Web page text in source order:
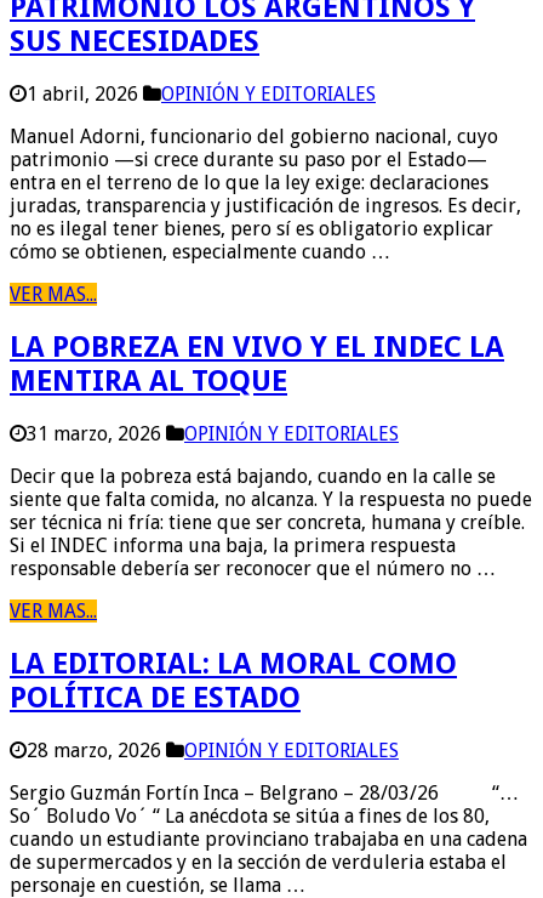
PATRIMONIO LOS ARGENTINOS Y
SUS NECESIDADES
1 abril, 2026
OPINIÓN Y EDITORIALES
Manuel Adorni, funcionario del gobierno nacional, cuyo
patrimonio —si crece durante su paso por el Estado—
entra en el terreno de lo que la ley exige: declaraciones
juradas, transparencia y justificación de ingresos. Es decir,
no es ilegal tener bienes, pero sí es obligatorio explicar
cómo se obtienen, especialmente cuando …
VER MAS...
LA POBREZA EN VIVO Y EL INDEC LA
MENTIRA AL TOQUE
31 marzo, 2026
OPINIÓN Y EDITORIALES
Decir que la pobreza está bajando, cuando en la calle se
siente que falta comida, no alcanza. Y la respuesta no puede
ser técnica ni fría: tiene que ser concreta, humana y creíble.
Si el INDEC informa una baja, la primera respuesta
responsable debería ser reconocer que el número no …
VER MAS...
LA EDITORIAL: LA MORAL COMO
POLÍTICA DE ESTADO
28 marzo, 2026
OPINIÓN Y EDITORIALES
Sergio Guzmán Fortín Inca – Belgrano – 28/03/26 “…
So´ Boludo Vo´ “ La anécdota se sitúa a fines de los 80,
cuando un estudiante provinciano trabajaba en una cadena
de supermercados y en la sección de verduleria estaba el
personaje en cuestión, se llama …